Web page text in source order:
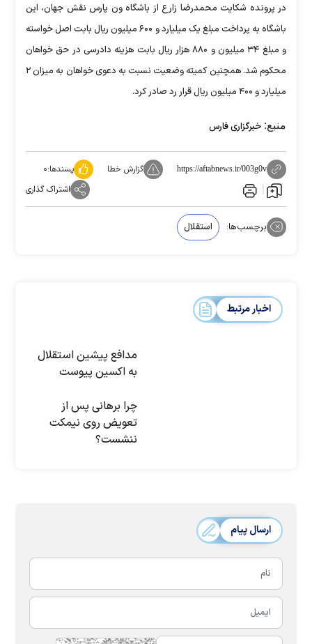
در پرونده شکایت محمدرضا زارع از باشگاه ون پارس نقش جهان، این
باشگاه به پرداخت مبلغ یک میلیارد و ۶۰۰ میلیون ریال بابت اصل خواسته
و مبلغ ۳۴ میلیون و ۸۸۰ هزار ریال بابت هزینه دادرسی در حق خواهان
محکوم شد. همچنین کمیته وضعیت نسبت به دعوی خواهان به میزان ۲
میلیارد و ۴۰۰ میلیون ریال قرار رد صادر کرد.
منبع: خبرگزاری فارس
https://aftabnews.ir/003g0v گزارش خطا پسندها:۰
اشتراک گذاری
برچسب‌ها: استقلال
اخبار مرتبط
مدافع پیشین استقلال
به اکسین پیوست
چرا برهانی پس از
تعویض روی نیمکت
ننشست؟
ارسال پیام